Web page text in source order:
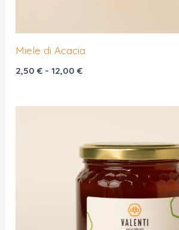
Miele di Acacia
2,50€ - 12,00€Fascia
da